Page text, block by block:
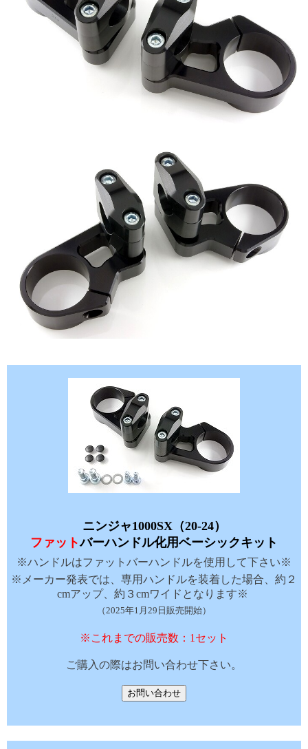
ニンジャ1000SX（20-24）
ファットバーハンドル化用ベーシックキット
※ハンドルはファットバーハンドルを使用して下さい※
※メーカー発表では、専用ハンドルを装着した場合、約２
cmアップ、約３cmワイドとなります※
（2025年1月29日販売開始）
※これまでの販売数：1セット
ご購入の際はお問い合わせ下さい。